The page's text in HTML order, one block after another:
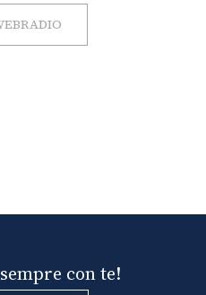
con te!